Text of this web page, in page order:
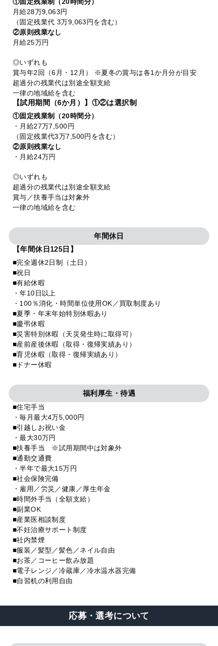
月給28万9,063円
（固定残業代 3万9,063円を含む）
②原則残業なし
月給25万円
◎いずれも
賞与年2回（6月・12月） ※夏冬の賞与は各1か月分が目安
超過分の残業代は別途全額支給
一律の地域給を含む
【試用期間（6か月）】①②は選択制
①固定残業制（20時間分）
・月給27万7,500円
（固定残業代3万7,500円を含む）
②原則残業なし
・月給24万円
◎いずれも
超過分の残業代は別途全額支給
賞与／扶養手当は対象外
一律の地域給を含む
年間休日
【年間休日125日】
■完全週休2日制（土日）
■祝日
■有給休暇
・年10日以上
・100％消化・時間単位使用OK／買取制度あり
■夏季・年末年始特別休暇あり
■慶弔休暇
■災害特別休暇（天災発生時に取得可）
■産前産後休暇（取得・復帰実績あり）
■育児休暇（取得・復帰実績あり）
■ドナー休暇
福利厚生・待遇
■住宅手当
・毎月最大4万5,000円
■引越しお祝い金
・最大30万円
■扶養手当 ※試用期間中は対象外
■通勤交通費
・半年で最大15万円
■社会保険完備
・雇用／労災／健康／厚生年金
■時間外手当（全額支給）
■副業OK
■産業医相談制度
■不妊治療サポート制度
■社内禁煙
■服装／髪型／髪色／ネイル自由
■お茶／コーヒー飲み放題
■電子レンジ／冷蔵庫／冷水温水器完備
■自習机の利用自由
応募・選考について